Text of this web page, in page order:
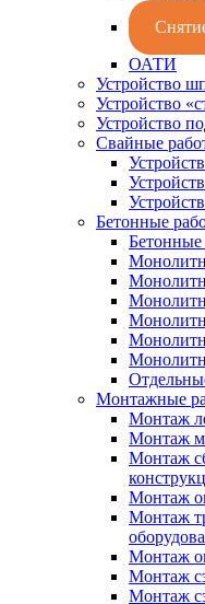
ОАТИ
Устройство
Устройство
Устройство
Свайные
Бетонные
Монтажные
Монтаж
Монтаж
Монтаж
Монтаж
Монтаж
Монтаж
Монтаж
Монтаж